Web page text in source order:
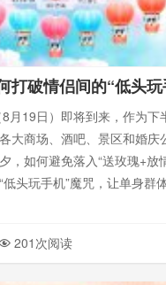
月19日）即将到来，作为下
大商场、酒吧、景区和婚庆
，如何避免落入“送玫瑰+放
头玩手机”魔咒，让单身群
201次阅读